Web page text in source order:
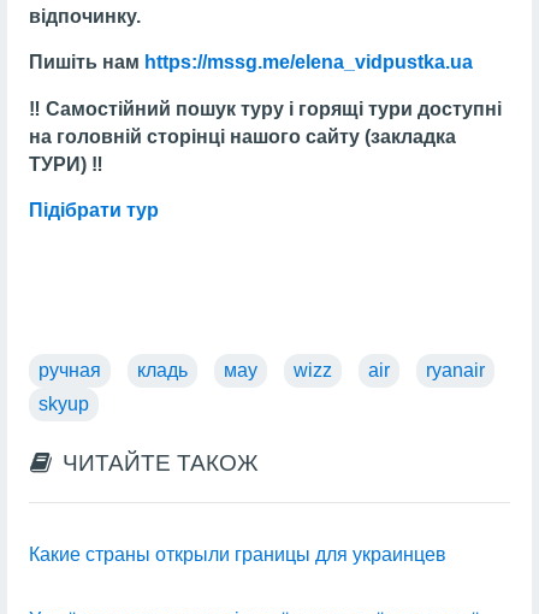
відпочинку.
Пишіть нам https://mssg.me/elena_vidpustka.ua
‼️ Самостійний пошук туру і горящі тури доступні
на головній сторінці нашого сайту (закладка
ТУРИ) ‼️
Підібрати тур
ручная кладь мау wizz air
ryanair
skyup
ЧИТАЙТЕ ТАКОЖ
Какие страны открыли границы для украинцев